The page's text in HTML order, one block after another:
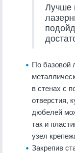
Лучше
По базовой
в стенах с
отверстия,
дюбелей
так и
узел
Закрепив